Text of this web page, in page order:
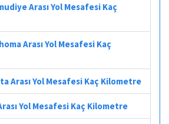
Arası Yol Mesafesi Kaç
Arası Yol Mesafesi Kaç
Arası Yol Mesafesi Kaç Kilometre
Yol Mesafesi Kaç Kilometre